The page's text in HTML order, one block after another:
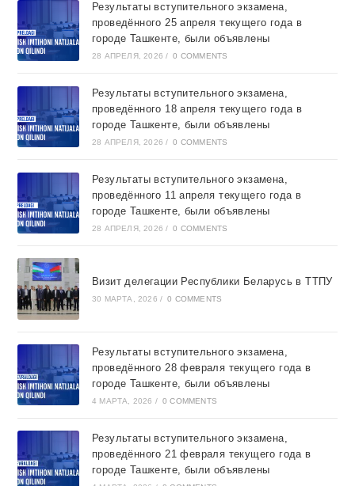
Результаты вступительного экзамена,
проведённого 25 апреля текущего года в
городе Ташкентe, были объявлены
28 АПРЕЛЯ, 2026 / 0 COMMENTS
Результаты вступительного экзамена,
проведённого 18 апреля текущего года в
городе Ташкентe, были объявлены
28 АПРЕЛЯ, 2026 / 0 COMMENTS
Результаты вступительного экзамена,
проведённого 11 апреля текущего года в
городе Ташкентe, были объявлены
28 АПРЕЛЯ, 2026 / 0 COMMENTS
Визит делегации Республики Беларусь в ТТПУ
30 МАРТА, 2026 / 0 COMMENTS
Результаты вступительного экзамена,
проведённого 28 февраля текущего года в
городе Ташкентe, были объявлены
4 МАРТА, 2026 / 0 COMMENTS
Результаты вступительного экзамена,
проведённого 21 февраля текущего года в
городе Ташкентe, были объявлены